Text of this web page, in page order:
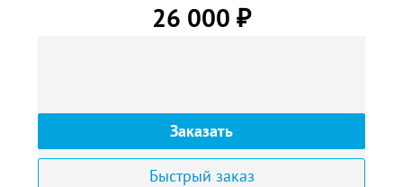
26 000 ₽
Заказать
Быстрый заказ